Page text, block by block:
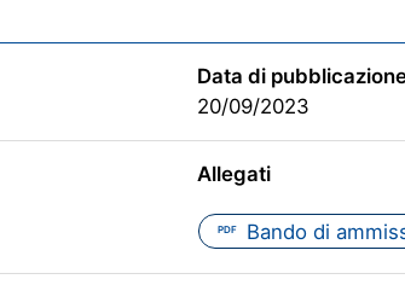
Data di
20/09/2023
Allegati
PDF Bando di